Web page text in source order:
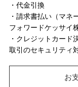
・代金引換
・請求書払い（マネ
フォワードケッサイ
・クレジットカード
取引のセキュリティ
お